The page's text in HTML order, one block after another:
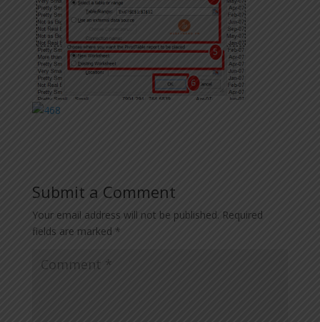
Submit a Comment
Your email address will not be published. Required
fields are marked *